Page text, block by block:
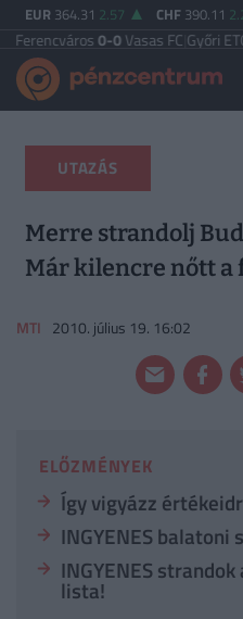
EUR 364.31 2.57 CHF 390.11
0-0Vasas FC|Győri ETO FC4-0
UTAZÁS
Merre strandolj
Már kilencre nőtt a
MTI 2010. július 19. 16:02
ELŐZMÉNYEK
Így vigyázz
INGYENES
INGYENES
lista!